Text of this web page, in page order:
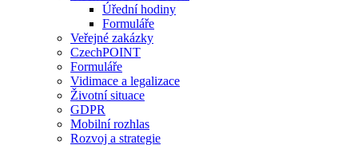
Úřední hodiny
Formuláře
Veřejné zakázky
CzechPOINT
Formuláře
Vidimace a legalizace
Životní situace
GDPR
Mobilní rozhlas
Rozvoj a strategie